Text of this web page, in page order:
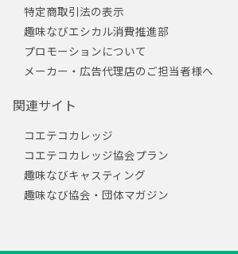
特定商取引法の表示
趣味なびエシカル消費推進部
プロモーションについて
メーカー・広告代理店のご担当者様へ
関連サイト
コエテコカレッジ
コエテコカレッジ協会プラン
趣味なびキャスティング
趣味なび協会・団体マガジン